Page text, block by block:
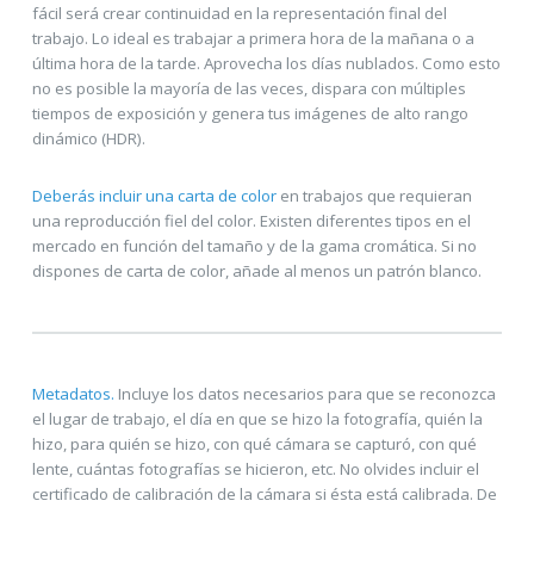
fácil será crear continuidad en la representación final del
trabajo. Lo ideal es trabajar a primera hora de la mañana o a
última hora de la tarde. Aprovecha los días nublados. Como esto
no es posible la mayoría de las veces, dispara con múltiples
tiempos de exposición y genera tus imágenes de alto rango
dinámico (HDR).
Deberás incluir una carta de coloren trabajos que requieran
una reproducción fiel del color. Existen diferentes tipos en el
mercado en función del tamaño y de la gama cromática. Si no
dispones de carta de color, añade al menos un patrón blanco.
Metadatos. Incluye los datos necesarios para que se reconozca
el lugar de trabajo, el día en que se hizo la fotografía, quién la
hizo, para quién se hizo, con qué cámara se capturó, con qué
lente, cuántas fotografías se hicieron, etc. No olvides incluir el
certificado de calibración de la cámara si ésta está calibrada. De